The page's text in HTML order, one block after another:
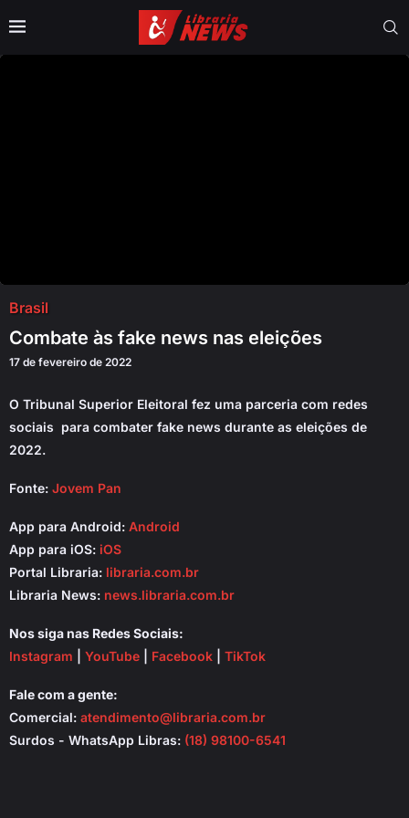
Brasil
Combate às fake news nas eleições
17 de fevereiro de 2022
O Tribunal Superior Eleitoral fez uma parceria com redes
sociais para combater fake news durante as eleições de
2022.
Fonte: Jovem Pan
App para Android: Android
App para iOS: iOS
Portal Libraria: libraria.com.br
Libraria News: news.libraria.com.br
Nos siga nas Redes Sociais:
Instagram
YouTube Facebook TikTok
Fale com a gente:
Comercial: atendimento@libraria.com.br
Surdos - WhatsApp Libras: (18) 98100-6541